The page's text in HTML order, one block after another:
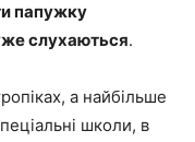
папужку
слухаються.
а найбільше
школи, в